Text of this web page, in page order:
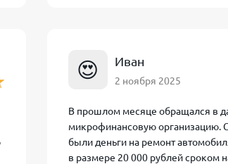
короткий период без переплаты.
😍 Иван
2 ноября 2025
В прошлом месяце обращался в
микрофинансовую организацию.
были деньги на ремонт
в размере 20 000 рублей сроком